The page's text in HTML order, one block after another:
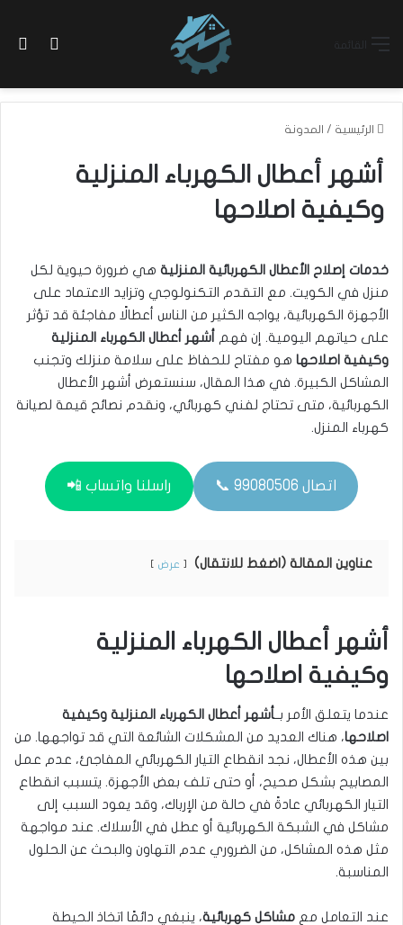
الوضع
الرئيسية / المدونة
أشهر أعطال الكهرباء المنزلية
وكيفية اصلاحها
خدمات إصلاح الأعطال الكهربائية المنزلية هي ضرورة حيوية لكل
منزل في الكويت. مع التقدم التكنولوجي وتزايد الاعتماد على
الأجهزة الكهربائية، يواجه الكثير من الناس أعطالًا مفاجئة قد تؤثر
على حياتهم اليومية. إن فهم
أشهر أعطال الكهرباء المنزلية
وكيفية اصلاحها هو مفتاح للحفاظ على سلامة منزلك وتجنب
المشاكل الكبيرة. في هذا المقال، سنستعرض أشهر الأعطال
الكهربائية، متى تحتاج لفني كهربائي، ونقدم نصائح قيمة لصيانة
كهرباء المنزل.
اتصال 99080506 📞 راسلنا واتساب 📲
عناوين المقالة (اضغط للانتقال) عرض
أشهر أعطال الكهرباء المنزلية
وكيفية اصلاحها
عندما يتعلق الأمر بــأشهر أعطال الكهرباء المنزلية وكيفية
اصلاحها، هناك العديد من المشكلات الشائعة التي قد تواجهها. من
بين هذه الأعطال، نجد انقطاع التيار الكهربائي المفاجئ، عدم عمل
المصابيح بشكل صحيح، أو حتى تلف بعض الأجهزة. يتسبب انقطاع
التيار الكهربائي عادةً في حالة من الإرباك، وقد يعود السبب إلى
مشاكل في الشبكة الكهربائية أو عطل في الأسلاك. عند مواجهة
مثل هذه المشاكل، من الضروري عدم التهاون والبحث عن الحلول
المناسبة.
عند التعامل مع مشاكل كهربائية، ينبغي دائمًا اتخاذ الحيطة